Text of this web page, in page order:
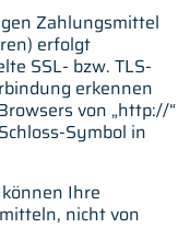
Zahlungsmittel
erfolgt
SSL- bzw. TLS-
erkennen
von „http://“
Symbol in
Ihre
nicht von